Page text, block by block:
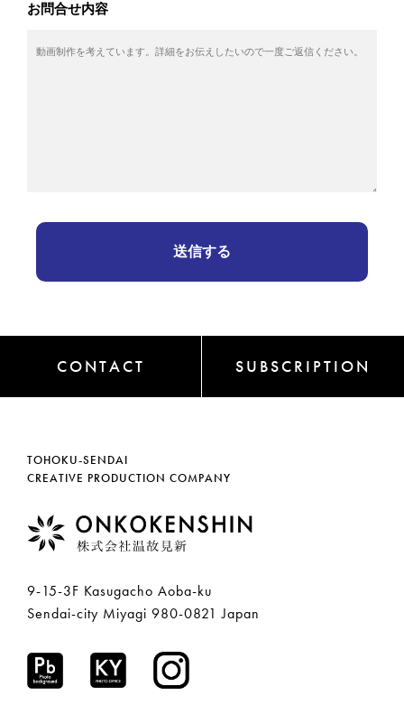
お問合せ内容
CONTACT SUBSCRIPTION
TOHOKU-SENDAI
CREATIVE PRODUCTION COMPANY
9-15-3F Kasugacho Aoba-ku
Sendai-city Miyagi 980-0821 Japan